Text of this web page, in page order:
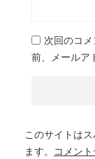
次回のコ
前、メールア
このサイトは
ます。
コメン